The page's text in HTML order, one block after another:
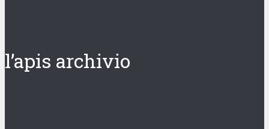
l’apis archivio